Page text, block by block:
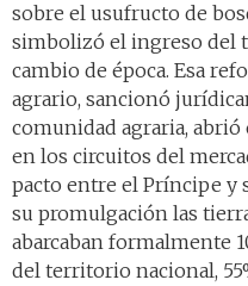
sobre el usufructo de
simbolizó el ingreso del
cambio de época. Esa
agrario, sancionó
comunidad agraria,
en los circuitos del
pacto entre el Príncipe y
su promulgación las
abarcaban formalmente
del territorio nacional,